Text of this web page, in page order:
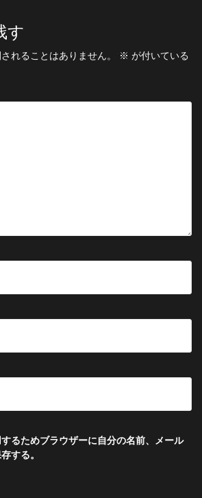
す
れることはありません。 ※ が付いている
るためブラウザーに自分の名前、メール
する。